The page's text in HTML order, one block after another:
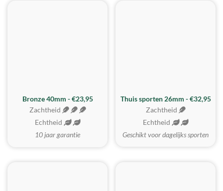
Bronze 40mm - €23,95
Zachtheid
Echtheid
10 jaar garantie
Thuis sporten 26mm - €32,95
Zachtheid
Echtheid
Geschikt voor dagelijks sporten